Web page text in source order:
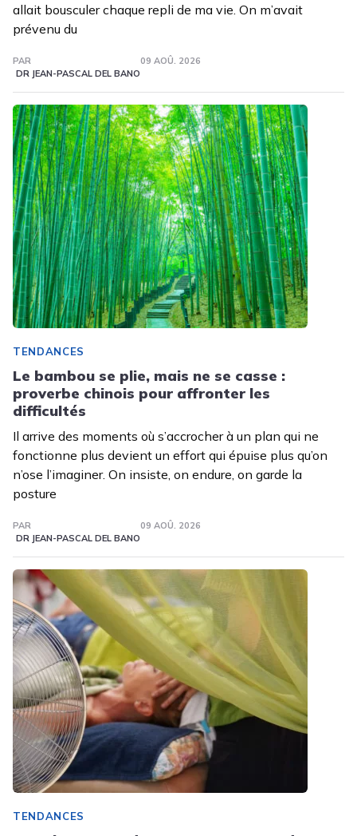
allait bousculer chaque repli de ma vie. On m’avait
prévenu du
PAR
DR JEAN-PASCAL DEL BANO
09 AOÛ. 2026
TENDANCES
Le bambou se plie, mais ne se casse :
proverbe chinois pour affronter les
difficultés
Il arrive des moments où s’accrocher à un plan qui ne
fonctionne plus devient un effort qui épuise plus qu’on
n’ose l’imaginer. On insiste, on endure, on garde la
posture
PAR
DR JEAN-PASCAL DEL BANO
09 AOÛ. 2026
TENDANCES